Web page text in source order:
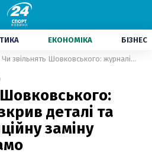
ЕКОНОМІКА БІЗНЕС
Чи звільнять Шовковського: журналіст розкрив деталі та назвав потенційну заміну тренеру Динамо
деталі та
заміну